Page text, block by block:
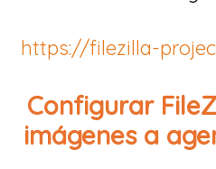
https://filezilla-
Configurar
imágenes a